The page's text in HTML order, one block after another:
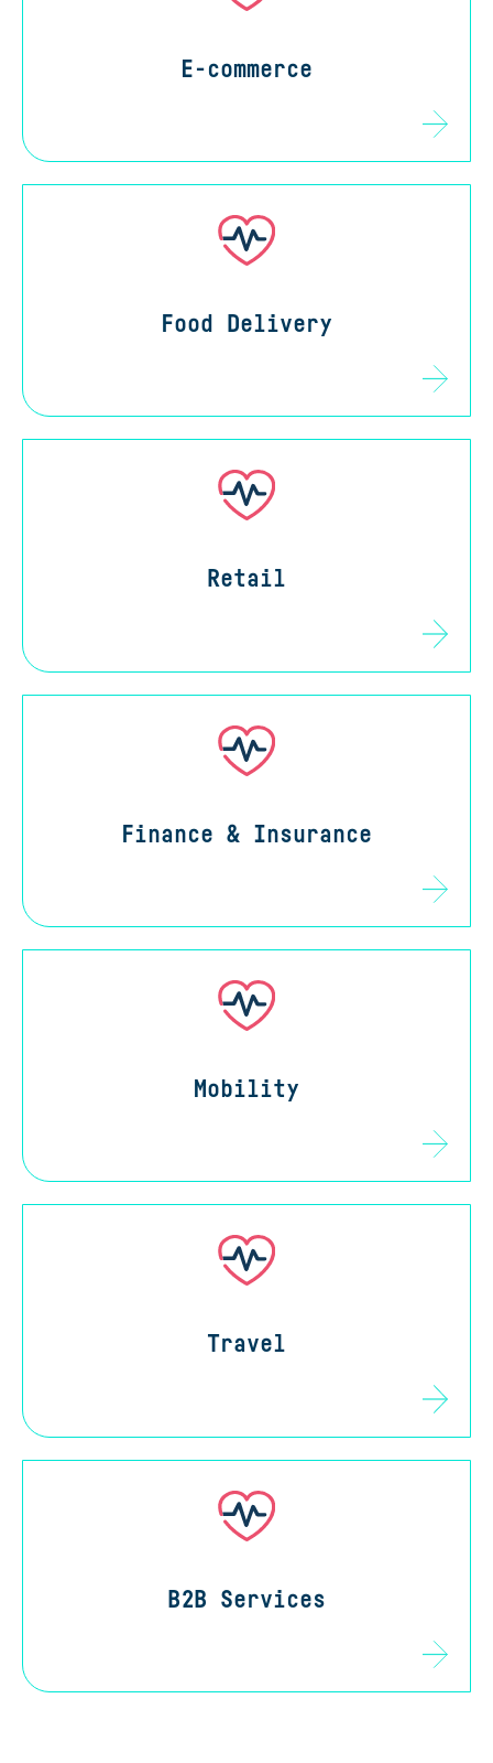
E-commerce
Food Delivery
Retail
Finance & Insurance
Mobility
Travel
B2B Services